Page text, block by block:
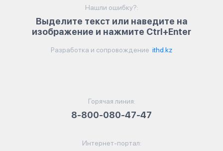
Нашли ошибку?:
Выделите текст или наведите на
изображение и нажмите Ctrl+Enter
Разработка и сопровождение ithd.kz
Горячая линия:
8-800-080-47-47
Интернет-портал: